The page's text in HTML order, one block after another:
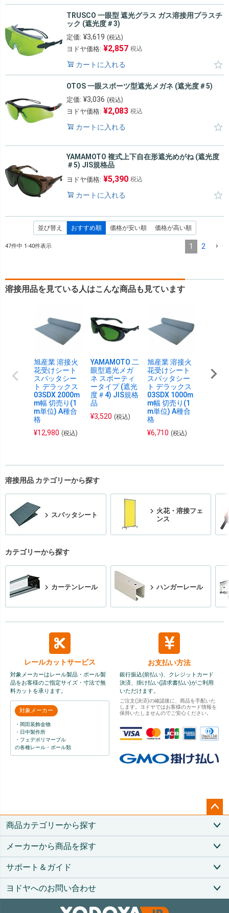
TRUSCO 一眼型 遮光グラス ガス溶接用プラスチ
ック (遮光度＃3)
定価: ¥3,619 (税込)
ヨドヤ価格: ¥2,857 税込
カートに入れる
OTOS 一眼スポーツ型遮光メガネ (遮光度＃5)
定価: ¥3,036 (税込)
ヨドヤ価格: ¥2,083 税込
カートに入れる
YAMAMOTO 複式上下自在形遮光めがね (遮光度
＃5) JIS規格品
ヨドヤ価格: ¥5,390 税込
カートに入れる
並び替え おすすめ順 価格が安い順 価格が高い順
47件中 1-40件表示 1 2
溶接用品を見ている人はこんな商品も見ています
旭産業 溶接火
花受けシート
スパッタシー
ト デラックス
03SDX 2000m
m幅 切売り(1
m単位) A種合
格
¥12,980 (税込)
YAMAMOTO 二
眼型遮光メガ
ネ スポーティ
ータイプ (遮光
度＃4) JIS規格
品
¥3,520 (税込)
旭産業 溶接火
花受けシート
スパッタシー
ト デラックス
03SDX 1000m
m幅 切売り(1
m単位) A種合
格
¥6,710 (税込)
シー
ープ
溶接用品 カテゴリーから探す
スパッタシート
火花・溶接フェ
ンス
カテゴリーから探す
カーテンレール ハンガーレール
レールカットサービス
対象メーカーはレール製品・ポール製
品をお客様のご指定サイズ・寸法で無
料カットを承ります。
対象メーカー
・岡田装飾金物
・日中製作所
・フェデポリマーブル
の各種レール・ポール類
お支払い方法
銀行振込(前払い)、クレジットカード
決済、掛け払い(請求書払い)がご利用
いただけます。
ご注文(決済)の確認後に、商品を手配いた
します。ヨドヤではお客様のカード情報を
保持いたしませんのでご安心ください。
ペー
ップ
商品カテゴリーから探す
メーカーから商品を探す
サポート＆ガイド
ヨドヤへのお問い合わせ